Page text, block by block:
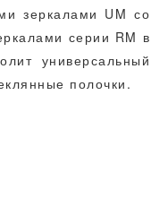
зеркалами UM со
серии RM в
универсальный
полочки.